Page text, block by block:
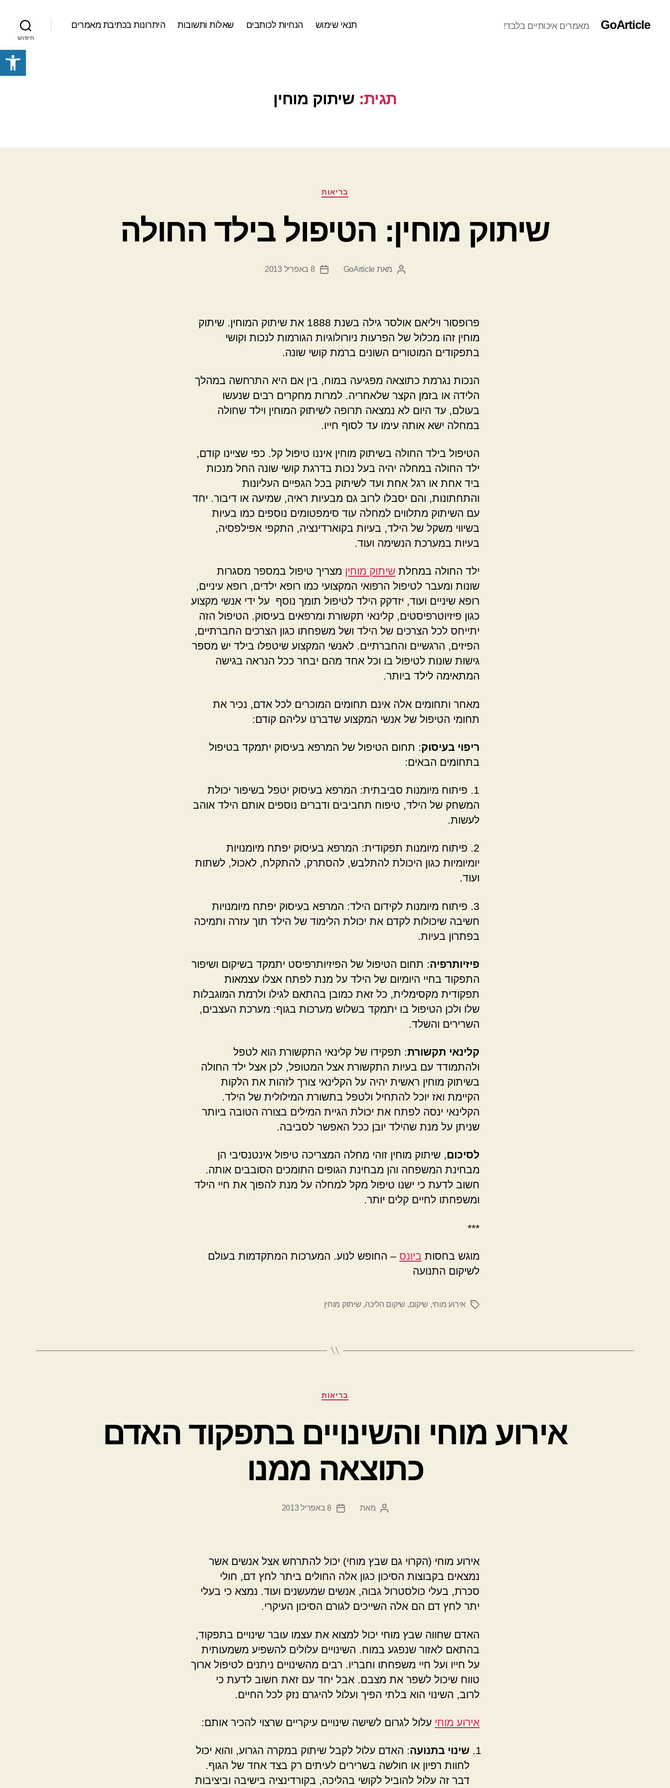
פתח סרגל נגישות
GoArticle מאמרים איכותיים בלבד! תנאי שימוש הנחיות לכותבים שאלות ותשובות היתרונות בכתיבת מאמרים
חיפוש
תגית: שיתוק מוחין
קטגוריותבריאות
שיתוק מוחין: הטיפול בילד החולה
המחבר
מאת GoArticle
תאריך
8 באפריל 2013
פרופסור ויליאם אולסר גילה בשנת 1888 את שיתוק המוחין. שיתוק
מוחין זהו מכלול של הפרעות ניורולוגיות הגורמות לנכות וקושי
בתפקודים המוטורים השונים ברמת קושי שונה.
הנכות נגרמת כתוצאה מפגיעה במוח, בין אם היא התרחשה במהלך
הלידה או בזמן הקצר שלאחריה. למרות מחקרים רבים שנעשו
בעולם, עד היום לא נמצאה תרופה לשיתוק המוחין וילד שחולה
במחלה ישא אותה עימו עד לסוף חייו.
הטיפול בילד החולה בשיתוק מוחין איננו טיפול קל. כפי שציינו קודם,
ילד החולה במחלה יהיה בעל נכות בדרגת קושי שונה החל מנכות
ביד אחת או רגל אחת ועד לשיתוק בכל הגפיים העליונות
והתחתונות, והם יסבלו לרוב גם מבעיות ראיה, שמיעה או דיבור. יחד
עם השיתוק מתלווים למחלה עוד סימפטומים נוספים כמו בעיות
בשיווי משקל של הילד, בעיות בקוארדינציה, התקפי אפילפסיה,
בעיות במערכת הנשימה ועוד.
ילד החולה במחלת שיתוק מוחין מצריך טיפול במספר מסגרות
שונות ומעבר לטיפול הרפואי המקצועי כמו רופא ילדים, רופא עיניים,
רופא שיניים ועוד, יזדקק הילד לטיפול תומך נוסף על ידי אנשי מקצוע
כגון פיזיוטרפיסטים, קלינאי תקשורת ומרפאים בעיסוק. הטיפול הזה
יתייחס לכל הצרכים של הילד ושל משפחתו כגון הצרכים החברתיים,
הפיזים, הרגשיים והחברתיים. לאנשי המקצוע שיטפלו בילד יש מספר
גישות שונות לטיפול בו וכל אחד מהם יבחר ככל הנראה בגישה
המתאימה לילד ביותר.
מאחר ותחומים אלה אינם תחומים המוכרים לכל אדם, נכיר את
תחומי הטיפול של אנשי המקצוע שדברנו עליהם קודם:
ריפוי בעיסוק: תחום הטיפול של המרפא בעיסוק יתמקד בטיפול
בתחומים הבאים:
1. פיתוח מיומנות סביבתית: המרפא בעיסוק יטפל בשיפור יכולת
המשחק של הילד, טיפוח תחביבים ודברים נוספים אותם הילד אוהב
לעשות.
2. פיתוח מיומנות תפקודית: המרפא בעיסוק יפתח מיומנויות
יומיומיות כגון היכולת להתלבש, להסתרק, להתקלח, לאכול, לשתות
ועוד.
3. פיתוח מיומנות לקידום הילד: המרפא בעיסוק יפתח מיומנויות
חשיבה שיכולות לקדם את יכולת הלימוד של הילד תוך עזרה ותמיכה
בפתרון בעיות.
פיזיותרפיה: תחום הטיפול של הפיזיותרפיסט יתמקד בשיקום ושיפור
התפקוד בחיי היומיום של הילד על מנת לפתח אצלו עצמאות
תפקודית מקסימלית, כל זאת כמובן בהתאם לגילו ולרמת המוגבלות
שלו ולכן הטיפול בו יתמקד בשלוש מערכות בגוף: מערכת העצבים,
השרירים והשלד.
קלינאי תקשורת: תפקידו של קלינאי התקשורת הוא לטפל
ולהתמודד עם בעיות התקשורת אצל המטופל, לכן אצל ילד החולה
בשיתוק מוחין ראשית יהיה על הקלינאי צורך לזהות את הלקות
הקיימת ואז יוכל להתחיל ולטפל בתשורת המילולית של הילד.
הקלינאי ינסה לפתח את יכולת הגיית המילים בצורה הטובה ביותר
שניתן על מנת שהילד יובן ככל האפשר לסביבה.
לסיכום, שיתוק מוחין זוהי מחלה המצריכה טיפול אינטנסיבי הן
מבחינת המשפחה והן מבחינת הגופים התומכים הסובבים אותה.
חשוב לדעת כי ישנו טיפול מקל למחלה על מנת להפוך את חיי הילד
ומשפחתו לחיים קלים יותר.
***
מוגש בחסות ביונס – החופש לנוע. המערכות המתקדמות בעולם
לשיקום התנועה
תגיותאירוע מוחי, שיקום, שיקום הליכה, שיתוק מוחין
בריאות
אירוע מוחי והשינויים בתפקוד האדם
כתוצאה ממנו
המחבר
מאת
תאריך
8 באפריל 2013
אירוע מוחי (הקרוי גם שבץ מוחי) יכול להתרחש אצל אנשים אשר
נמצאים בקבוצות הסיכון כגון אלה החולים ביתר לחץ דם, חולי
סכרת, בעלי כולסטרול גבוה, אנשים שמעשנים ועוד. נמצא כי בעלי
יתר לחץ דם הם אלה השייכים לגורם הסיכון העיקרי.
האדם שחווה שבץ מוחי יכול למצוא את עצמו עובר שינויים בתפקוד,
בהתאם לאזור שנפגע במוח. השינויים עלולים להשפיע משמעותית
על חייו ועל חיי משפחתו וחבריו. רבים מהשינויים ניתנים לטיפול ארוך
טווח שיכול לשפר את מצבם. אבל יחד עם זאת חשוב לדעת כי
לרוב, השינוי הוא בלתי הפיך ועלול להיגרם נזק לכל החיים.
אירוע מוחי עלול לגרום לשישה שינויים עיקריים שרצוי להכיר אותם:
שינוי בתנועה: האדם עלול לקבל שיתוק במקרה הגרוע, והוא יכול
לחוות רפיון או חולשה בשרירים לעיתים רק בצד אחד של הגוף.
דבר זה עלול להוביל לקושי בהליכה, בקורדינציה בישיבה וביציבות